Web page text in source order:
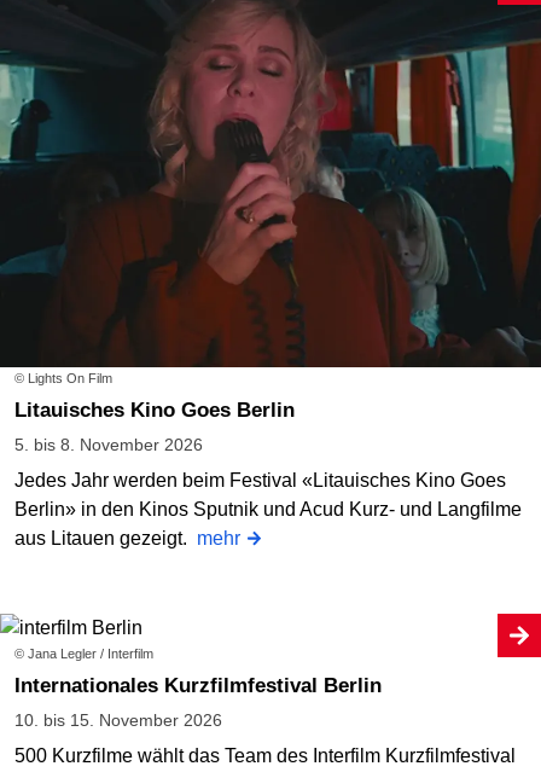
© Lights On Film
Litauisches Kino Goes Berlin
5. bis 8. November 2026
Jedes Jahr werden beim Festival «Litauisches Kino Goes
Berlin» in den Kinos Sputnik und Acud Kurz- und Langfilme
aus Litauen gezeigt. mehr
© Jana Legler / Interfilm
Internationales Kurzfilmfestival Berlin
10. bis 15. November 2026
500 Kurzfilme wählt das Team des Interfilm Kurzfilmfestival